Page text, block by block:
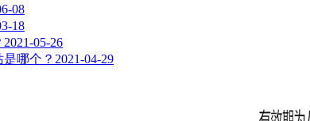
08
18
2021-05-26
哪个？ 2021-04-29